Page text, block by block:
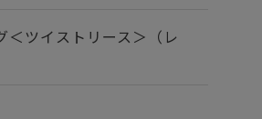
＜ツイストリース＞（レ